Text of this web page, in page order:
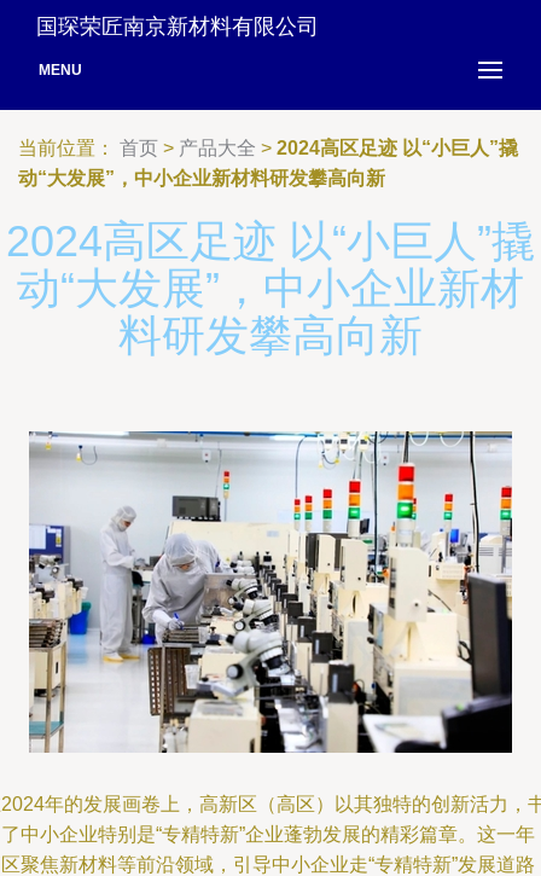
国琛荣匠南京新材料有限公司
MENU
当前位置： 首页 > 产品大全 > 2024高区足迹 以“小巨人”撬
动“大发展”，中小企业新材料研发攀高向新
2024高区足迹 以“小巨人”撬
动“大发展”，中小企业新材
料研发攀高向新
年的发展画卷上，高新区（高区）以其独特的创新活力，
中小企业特别是“专精特新”企业蓬勃发展的精彩篇章。这一年
聚焦新材料等前沿领域，引导中小企业走“专精特新”发展道路